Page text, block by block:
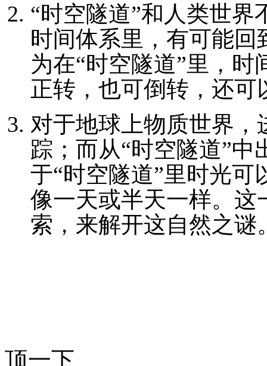
“时空隧道”和人类世
时间体系里，有可能
为在“时空隧道”里，
正转，也可倒转，还可
对于地球上物质世界，
踪；而从“时空隧道”
于“时空隧道”里时光
像一天或半天一样。这
索，来解开这自然之谜
顶一下